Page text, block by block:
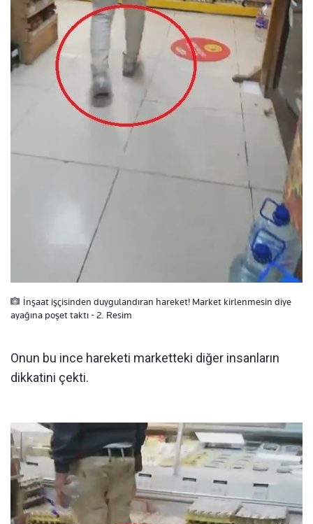
İnşaat işçisinden duygulandıran hareket! Market kirlenmesin diye
ayağına poşet taktı - 2. Resim
Onun bu ince hareketi marketteki diğer insanların
dikkatini çekti.